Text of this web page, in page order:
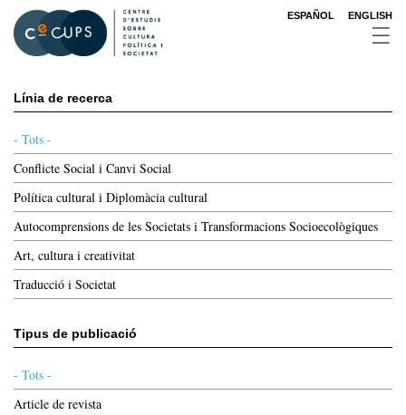
contingut
ESPAÑOL ENGLISH
Línia de recerca
- Tots -
Conflicte Social i Canvi Social
Política cultural i Diplomàcia cultural
Autocomprensions de les Societats i Transformacions Socioecològiques
Art, cultura i creativitat
Traducció i Societat
Tipus de publicació
- Tots -
Article de revista